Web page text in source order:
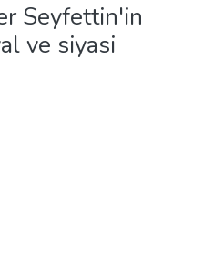
Seyfettin'in
ve siyasi